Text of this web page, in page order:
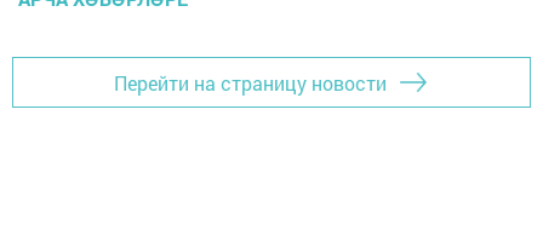
Перейти на страницу новости